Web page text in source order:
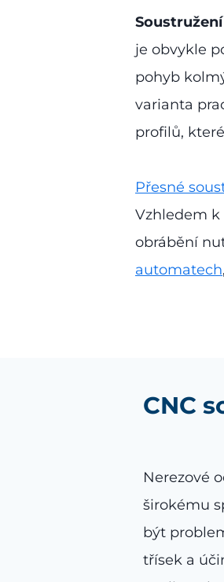
Soustružení
je obvykle
pohyb
varianta
profilů,
Přesné
Vzhledem
obrábění
automatech
CNC
Nerezové
širokému
být
třísek a